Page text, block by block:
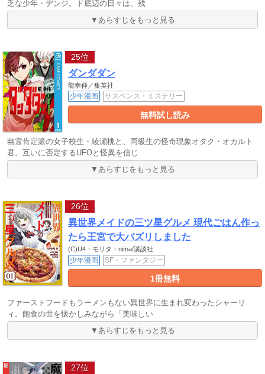
乏な少年・デンジ。ド底辺の日々は、残
▼あらすじをもっと見る
25位
ダンダダン
龍幸伸／集英社
少年漫画 サスペンス・ミステリー
無料試し読み
幽霊肯定派の女子校生・綾瀬桃と、同級生の怪奇現象オタク・オカルト
君。互いに否定するUFOと怪異を信じ
▼あらすじをもっと見る
26位
異世界メイドの三ツ星グルメ 現代ごはん作っ
たら王宮で大バズリしました
(C)U4・モリタ・nima/講談社
少年漫画 SF・ファンタジー
1冊無料
ファーストフードもラーメンもない異世界に生まれ変わったシャーリ
ィ。飽食の世を懐かしみながら「美味しい
▼あらすじをもっと見る
27位